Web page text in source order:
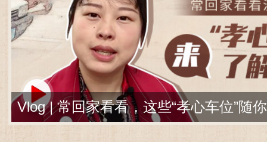
Vlog | 常回家看看，这些“孝心车位”随